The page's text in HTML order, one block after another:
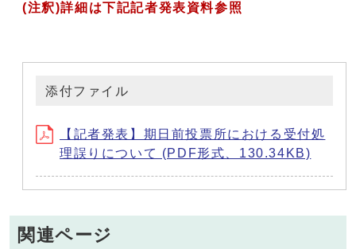
(注釈)詳細は下記記者発表資料参照
添付ファイル
【記者発表】期日前投票所における受付処
理誤りについて (PDF形式、130.34KB)
関連ページ